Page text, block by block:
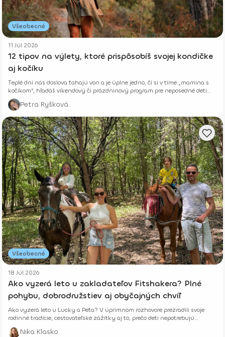
Všeobecné
11 Júl 2026
12 tipov na výlety, ktoré prispôsobíš svojej kondičke
aj kočíku
Teplé dni nás doslova ťahajú von a je úplne jedno, či si v tíme „mamina s
kočíkom“, hľadáš víkendový či prázdninový program pre neposedné deti
alebo si len chceš vyvetrať hlavu s kamoškou, či partnerom.
Petra Ryšková
Všeobecné
18 Júl 2026
Ako vyzerá leto u zakladateľov Fitshakera? Plné
pohybu, dobrodružstiev aj obyčajných chvíľ
Ako vyzerá leto u Lucky a Peťa? V úprimnom rozhovore prezradili svoje
rodinné tradície, cestovateľské zážitky aj to, prečo deti nepotrebujú
dokonalé prázdniny.
Nika Klasko